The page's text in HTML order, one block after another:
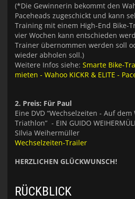
(*Die Gewinnerin bekommt den
Paceheads zugeschickt und kann
Training mit einem High-End Bike-
vier Wochen kann entschieden
Trainer übernommen werden soll
wieder abholen soll.)
Weitere Infos siehe: Smarte Bike-
mieten - Wahoo KICKR & ELITE -
2. Preis: Für Paul
Eine DVD “Wechselzeiten - Auf
Triathlon” - EIN GUIDO
SIlvia Weihermüller
Wechselzeiten-Trailer
HERZLICHEN GLÜCKWUNSCH!
RÜCKBLICK